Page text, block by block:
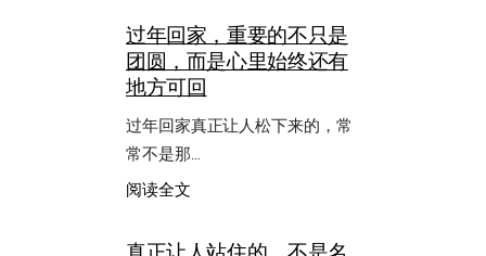
和
论
文
最
怕
的，
不
是
过年回家，重要的不只是
团圆，而是心里始终还有
地方可回
过年回家真正让人松下来的，常
常不是那…
阅读全文：